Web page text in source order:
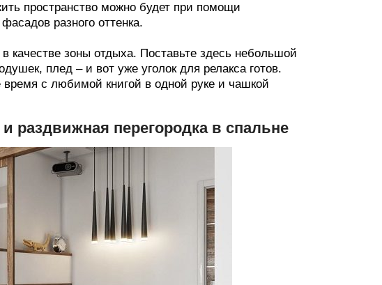
пространство можно будет при помощи
разного оттенка.
качестве зоны отдыха. Поставьте здесь небольшой
плед – и вот уже уголок для релакса готов.
время с любимой книгой в одной руке и чашкой
раздвижная перегородка в спальне